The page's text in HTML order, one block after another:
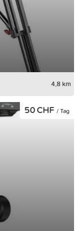
4,8 km
50 CHF / Tag